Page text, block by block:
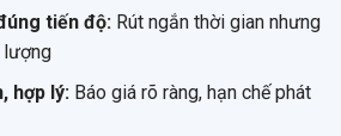
tiến độ:Rút ngắn thời gian nhưng
lượng
hợp lý:Báo giá rõ ràng, hạn chế phát